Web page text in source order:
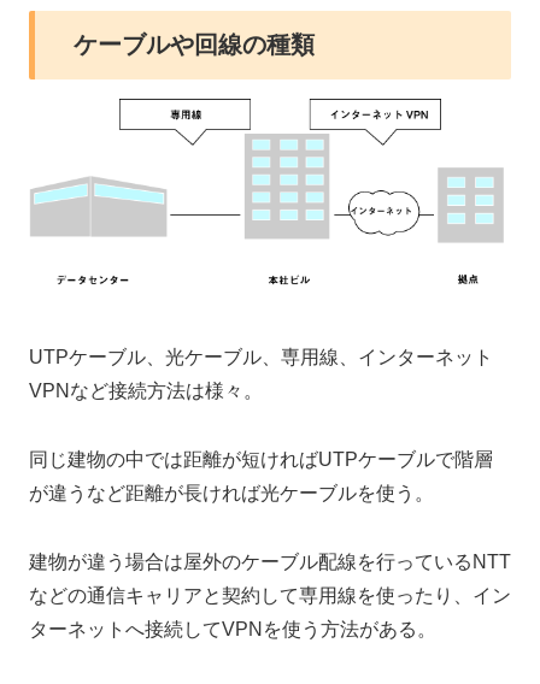
ケーブルや回線の種類
UTPケーブル、光ケーブル、専用線、インターネット
VPNなど接続方法は様々。
同じ建物の中では距離が短ければUTPケーブルで階層
が違うなど距離が長ければ光ケーブルを使う。
建物が違う場合は屋外のケーブル配線を行っているNTT
などの通信キャリアと契約して専用線を使ったり、イン
ターネットへ接続してVPNを使う方法がある。